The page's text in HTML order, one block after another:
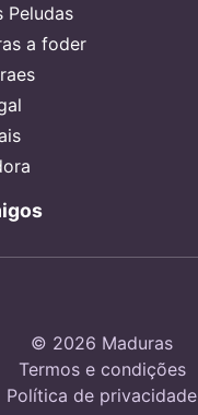
Peludas
a foder
© 2026 Maduras
Termos e condições
Política de privacidade